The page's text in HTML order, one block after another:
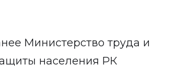
Министерство труда и
населения РК